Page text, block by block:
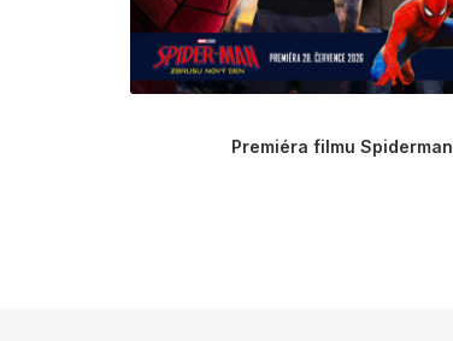
Premiéra filmu Spiderman